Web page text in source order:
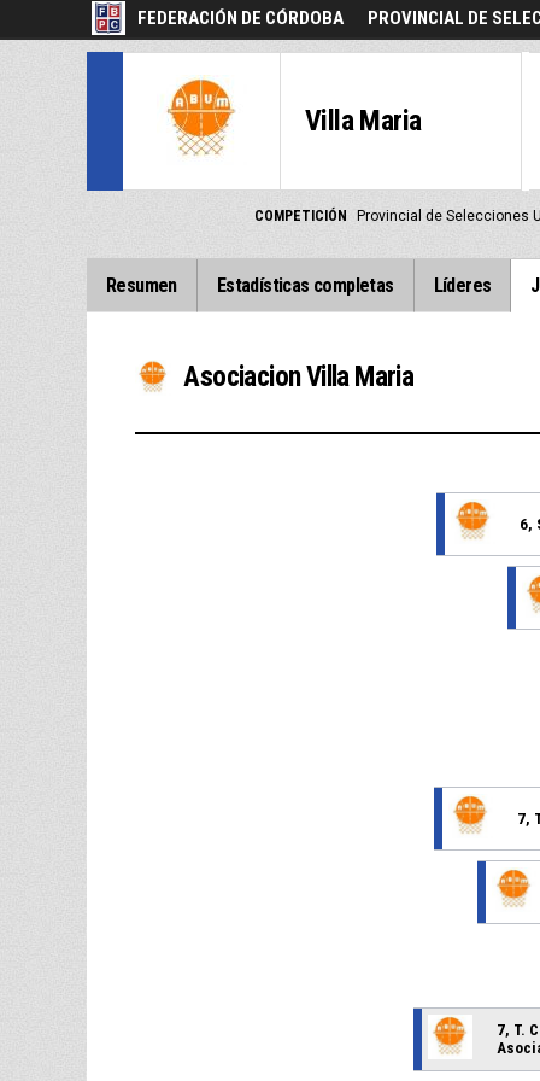
FEDERACIÓN DE CÓRDOBA PROVINCIAL DE
Villa Maria
COMPETICIÓN Provincial de Selecciones
Resumen Estadísticas completas Líderes
Asociacion Villa Maria
6,
7,
7, T.